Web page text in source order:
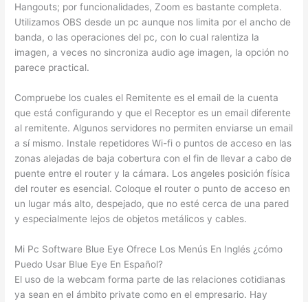
Hangouts; por funcionalidades, Zoom es bastante completa.
Utilizamos OBS desde un pc aunque nos limita por el ancho de
banda, o las operaciones del pc, con lo cual ralentiza la
imagen, a veces no sincroniza audio age imagen, la opción no
parece practical.
Compruebe los cuales el Remitente es el email de la cuenta
que está configurando y que el Receptor es un email diferente
al remitente. Algunos servidores no permiten enviarse un email
a sí mismo. Instale repetidores Wi-fi o puntos de acceso en las
zonas alejadas de baja cobertura con el fin de llevar a cabo de
puente entre el router y la cámara. Los angeles posición física
del router es esencial. Coloque el router o punto de acceso en
un lugar más alto, despejado, que no esté cerca de una pared
y especialmente lejos de objetos metálicos y cables.
Mi Pc Software Blue Eye Ofrece Los Menús En Inglés ¿cómo
Puedo Usar Blue Eye En Español?
El uso de la webcam forma parte de las relaciones cotidianas
ya sean en el ámbito private como en el empresario. Hay